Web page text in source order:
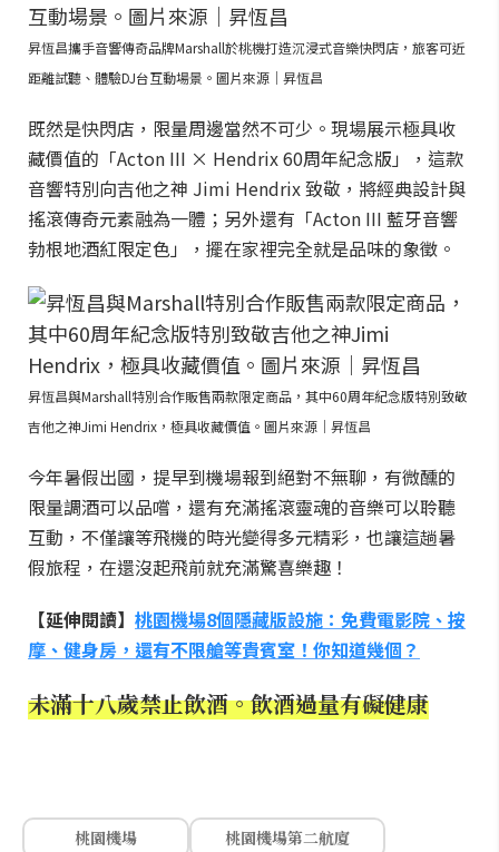
昇恆昌攜手音響傳奇品牌Marshall於桃機打造沉浸式音樂快閃店，旅客可近
距離試聽、體驗DJ台互動場景。圖片來源｜昇恆昌
既然是快閃店，限量周邊當然不可少。現場展示極具收
藏價值的「Acton III × Hendrix 60周年紀念版」，這款
音響特別向吉他之神 Jimi Hendrix 致敬，將經典設計與
搖滾傳奇元素融為一體；另外還有「Acton III 藍牙音響
勃根地酒紅限定色」，擺在家裡完全就是品味的象徵。
昇恆昌與Marshall特別合作販售兩款限定商品，其中60周年紀念版特別致敬
吉他之神Jimi Hendrix，極具收藏價值。圖片來源｜昇恆昌
今年暑假出國，提早到機場報到絕對不無聊，有微醺的
限量調酒可以品嚐，還有充滿搖滾靈魂的音樂可以聆聽
互動，不僅讓等飛機的時光變得多元精彩，也讓這趟暑
假旅程，在還沒起飛前就充滿驚喜樂趣！
【延伸閱讀】 桃園機場8個隱藏版設施：免費電影院、按
摩、健身房，還有不限艙等貴賓室！你知道幾個？
未滿十八歲禁止飲酒。飲酒過量有礙健康
桃園機場
桃園機場第二航廈